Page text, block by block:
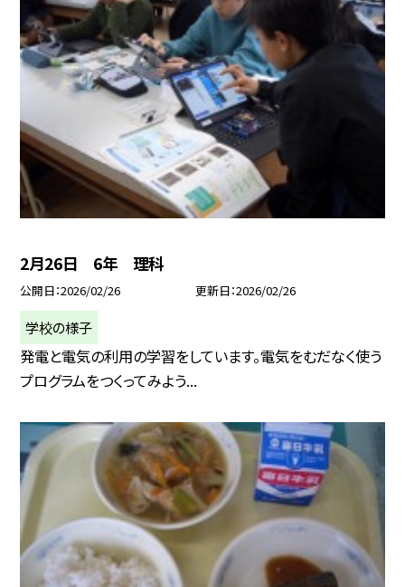
2月26日 6年 理科
公開日 2026/02/26 更新日 2026/02/26
学校の様子
発電と電気の利用の学習をしています。電気をむだなく使う
プログラムをつくってみよう...